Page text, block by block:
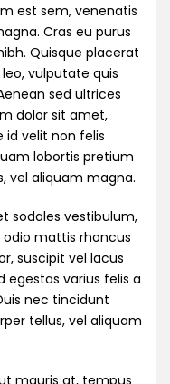
est sem, venenatis
Cras eu purus
Quisque placerat
vulputate quis
sed ultrices
dolor sit amet,
id velit non felis
lobortis pretium
vel aliquam magna.
sodales vestibulum,
mattis rhoncus
suscipit vel lacus
egestas varius felis a
nec tincidunt
tellus, vel aliquam
mauris at, tempus